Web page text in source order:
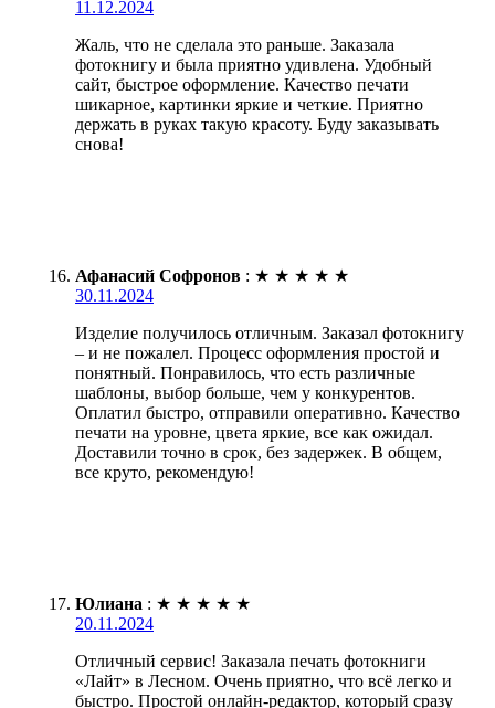
11.12.2024
Жаль, что не сделала это раньше. Заказала
фотокнигу и была приятно удивлена. Удобный
сайт, быстрое оформление. Качество печати
шикарное, картинки яркие и четкие. Приятно
держать в руках такую красоту. Буду заказывать
снова!
Афанасий Софронов : ★ ★ ★ ★ ★
30.11.2024
Изделие получилось отличным. Заказал фотокнигу
– и не пожалел. Процесс оформления простой и
понятный. Понравилось, что есть различные
шаблоны, выбор больше, чем у конкурентов.
Оплатил быстро, отправили оперативно. Качество
печати на уровне, цвета яркие, все как ожидал.
Доставили точно в срок, без задержек. В общем,
все круто, рекомендую!
Юлиана : ★ ★ ★ ★ ★
20.11.2024
Отличный сервис! Заказала печать фотокниги
«Лайт» в Лесном. Очень приятно, что всё легко и
быстро. Простой онлайн-редактор, который сразу